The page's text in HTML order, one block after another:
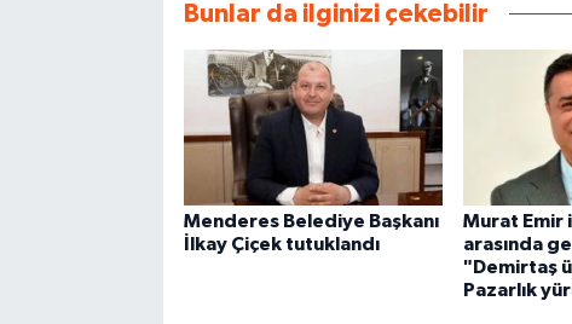
Bunlar da ilginizi çekebilir
Menderes Belediye Başkanı
İlkay Çiçek tutuklandı
Murat Emir
arasında
"Demirtaş
Pazarlık